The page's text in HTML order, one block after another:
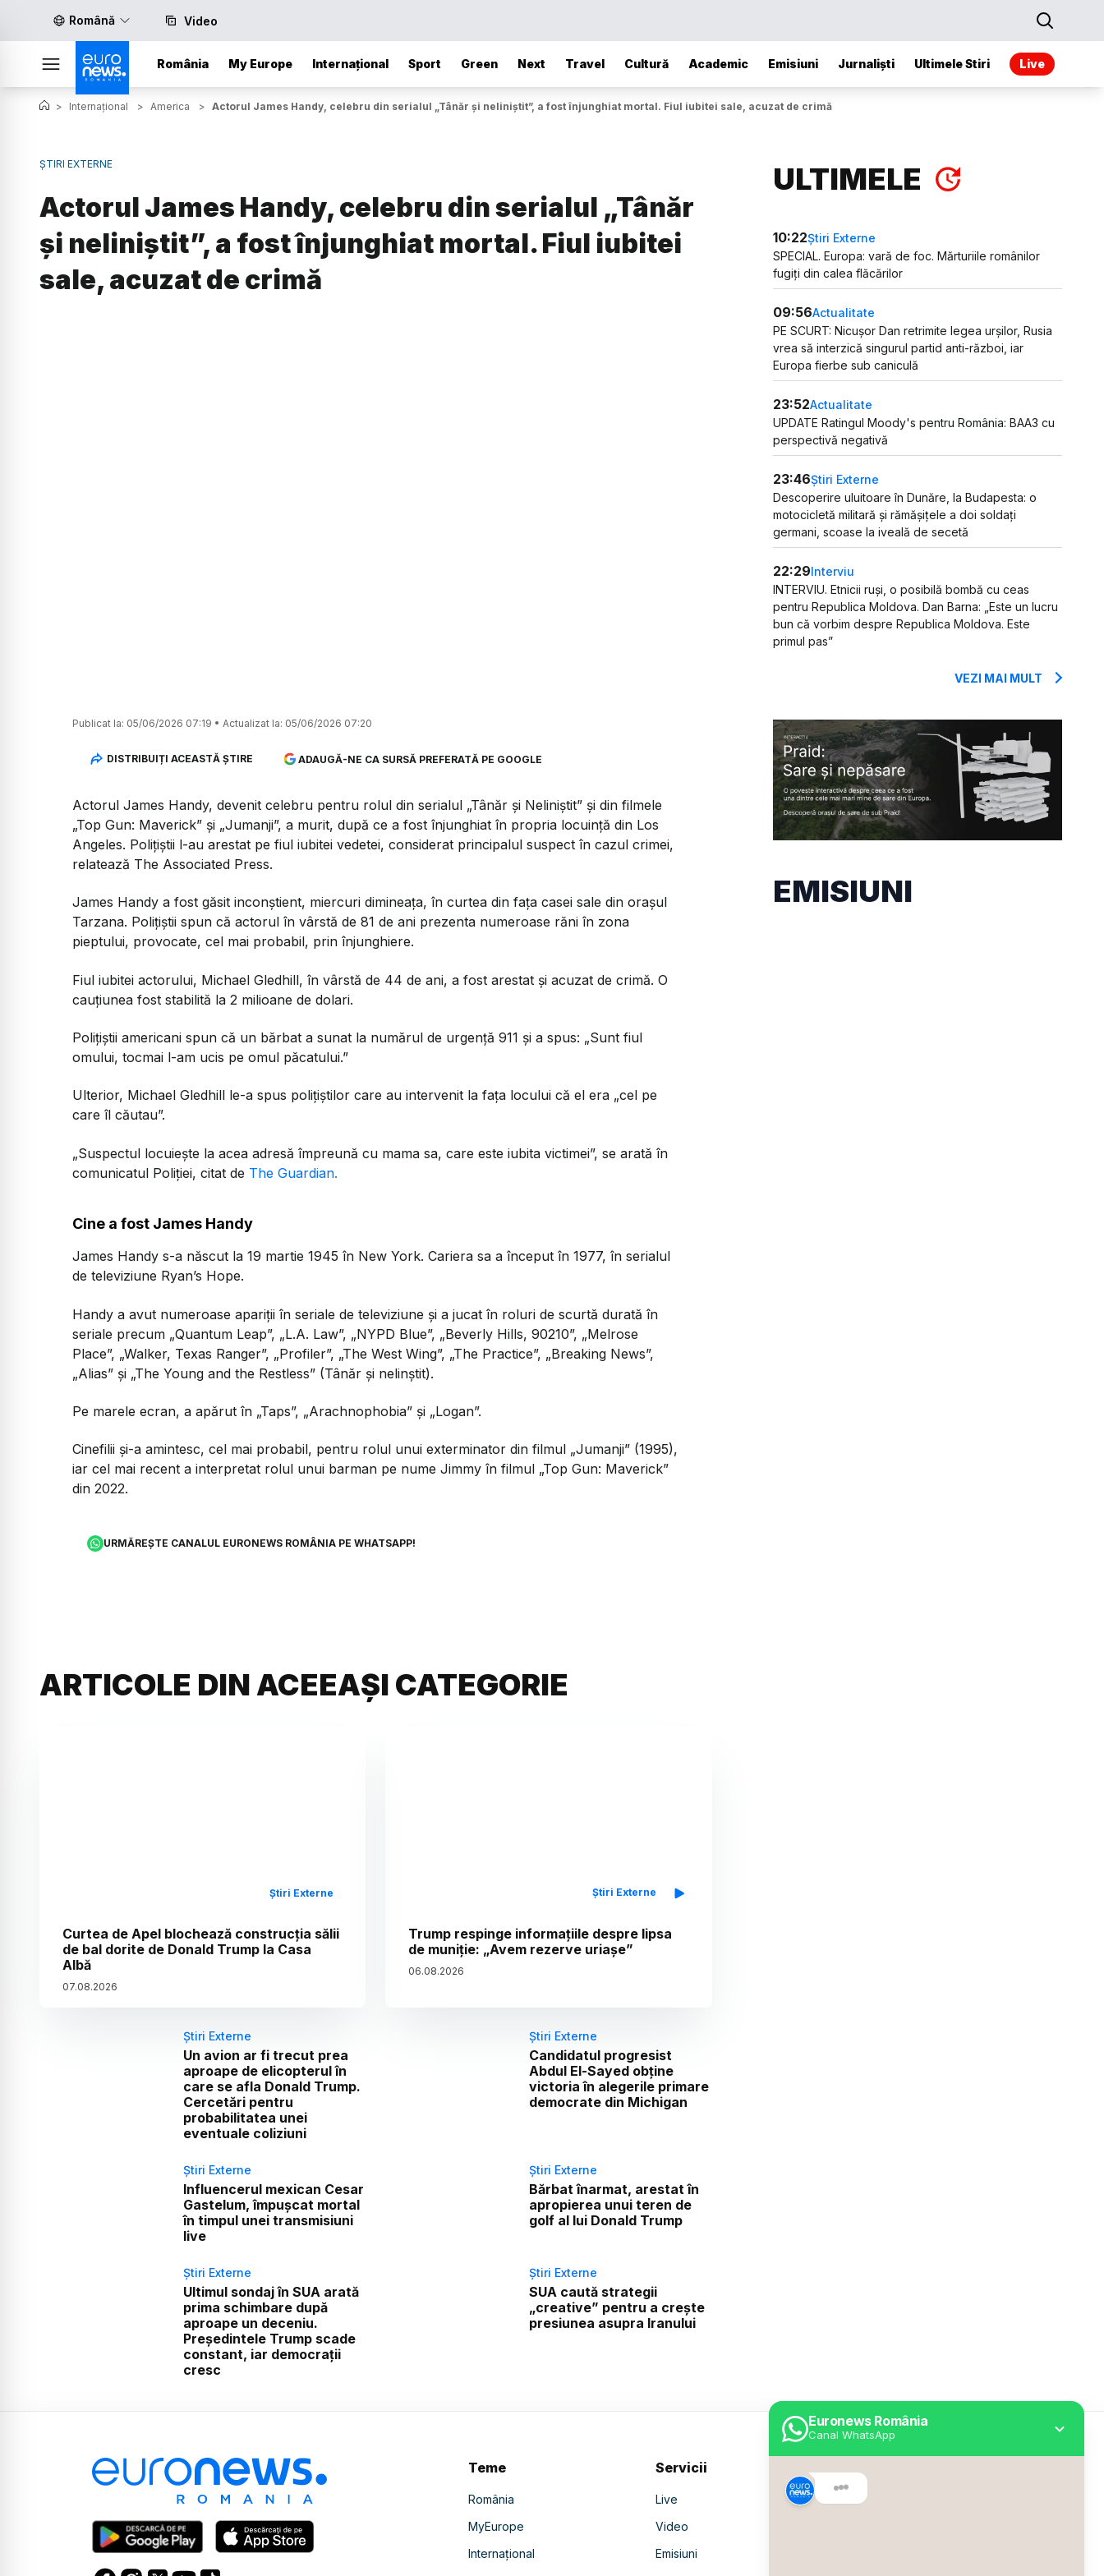
Română Video
România My Europe Internațional Sport Green Next Travel Cultură Academic Emisiuni Jurnaliști Ultimele Stiri Live
Euronews România
Canal WhatsApp
> Internațional > America > Actorul James Handy, celebru din serialul „Tânăr și neliniștit”, a fost înjunghiat mortal. Fiul iubitei sale, acuzat de crimă
ȘTIRI EXTERNE
Actorul James Handy, celebru din serialul „Tânăr
și neliniștit”, a fost înjunghiat mortal. Fiul iubitei
sale, acuzat de crimă
Publicat la: 05/06/2026 07:19 • Actualizat la: 05/06/2026 07:20
DISTRIBUIȚI ACEASTĂ ȘTIRE ADAUGĂ-NE CA SURSĂ PREFERATĂ PE GOOGLE
Actorul James Handy, devenit celebru pentru rolul din serialul „Tânăr și Neliniștit” și din filmele
„Top Gun: Maverick” și „Jumanji”, a murit, după ce a fost înjunghiat în propria locuință din Los
Angeles. Polițiștii l-au arestat pe fiul iubitei vedetei, considerat principalul suspect în cazul crimei,
relatează The Associated Press.
James Handy a fost găsit inconștient, miercuri dimineața, în curtea din fața casei sale din orașul
Tarzana. Polițiștii spun că actorul în vârstă de 81 de ani prezenta numeroase răni în zona
pieptului, provocate, cel mai probabil, prin înjunghiere.
Fiul iubitei actorului, Michael Gledhill, în vârstă de 44 de ani, a fost arestat și acuzat de crimă. O
cauțiunea fost stabilită la 2 milioane de dolari.
Polițiștii americani spun că un bărbat a sunat la numărul de urgență 911 și a spus: „Sunt fiul
omului, tocmai l-am ucis pe omul păcatului.”
Ulterior, Michael Gledhill le-a spus polițiștilor care au intervenit la fața locului că el era „cel pe
care îl căutau”.
„Suspectul locuiește la acea adresă împreună cu mama sa, care este iubita victimei”, se arată în
comunicatul Poliției, citat de The Guardian.
Cine a fost James Handy
James Handy s-a născut la 19 martie 1945 în New York. Cariera sa a început în 1977, în serialul
de televiziune Ryan’s Hope.
Handy a avut numeroase apariții în seriale de televiziune și a jucat în roluri de scurtă durată în
seriale precum „Quantum Leap”, „L.A. Law”, „NYPD Blue”, „Beverly Hills, 90210”, „Melrose
Place”, „Walker, Texas Ranger”, „Profiler”, „The West Wing”, „The Practice”, „Breaking News”,
„Alias” și „The Young and the Restless” (Tânăr și nelinștit).
Pe marele ecran, a apărut în „Taps”, „Arachnophobia” și „Logan”.
Cinefilii și-a amintesc, cel mai probabil, pentru rolul unui exterminator din filmul „Jumanji” (1995),
iar cel mai recent a interpretat rolul unui barman pe nume Jimmy în filmul „Top Gun: Maverick”
din 2022.
URMĂREȘTE CANALUL EURONEWS ROMÂNIA PE WHATSAPP!
ARTICOLE DIN ACEEAȘI CATEGORIE
Știri Externe
Curtea de Apel blochează construcția sălii
de bal dorite de Donald Trump la Casa
Albă
07.08.2026
Știri Externe
Trump respinge informațiile despre lipsa
de muniție: „Avem rezerve uriașe”
06.08.2026
Știri Externe
Un avion ar fi trecut prea
aproape de elicopterul în
care se afla Donald Trump.
Cercetări pentru
probabilitatea unei
eventuale coliziuni
Știri Externe
Candidatul progresist
Abdul El-Sayed obține
victoria în alegerile primare
democrate din Michigan
Știri Externe
Influencerul mexican Cesar
Gastelum, împușcat mortal
în timpul unei transmisiuni
live
Știri Externe
Bărbat înarmat, arestat în
apropierea unui teren de
golf al lui Donald Trump
Știri Externe
Ultimul sondaj în SUA arată
prima schimbare după
aproape un deceniu.
Președintele Trump scade
constant, iar democrații
cresc
Știri Externe
SUA caută strategii
„creative” pentru a crește
presiunea asupra Iranului
ULTIMELE
10:22Știri Externe
SPECIAL. Europa: vară de foc. Mărturiile românilor
fugiți din calea flăcărilor
09:56Actualitate
PE SCURT: Nicușor Dan retrimite legea urșilor, Rusia
vrea să interzică singurul partid anti-război, iar
Europa fierbe sub caniculă
23:52Actualitate
UPDATE Ratingul Moody's pentru România: BAA3 cu
perspectivă negativă
23:46Știri Externe
Descoperire uluitoare în Dunăre, la Budapesta: o
motocicletă militară și rămășițele a doi soldați
germani, scoase la iveală de secetă
22:29Interviu
INTERVIU. Etnicii ruși, o posibilă bombă cu ceas
pentru Republica Moldova. Dan Barna: „Este un lucru
bun că vorbim despre Republica Moldova. Este
primul pas”
VEZI MAI MULT
EMISIUNI
Teme
România
MyEurope
Internațional
Servicii
Live
Video
Emisiuni
Despre Euronews